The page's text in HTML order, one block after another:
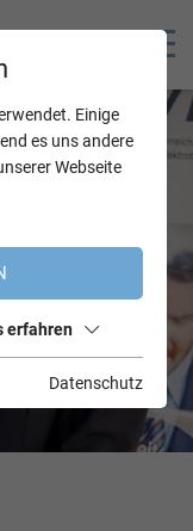
Einige
es uns andere
Webseite
erfahren
Datenschutz